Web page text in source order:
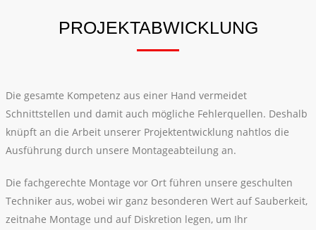
PROJEKTABWICKLUNG
Die gesamte Kompetenz aus einer Hand vermeidet
Schnittstellen und damit auch mögliche Fehlerquellen. Deshalb
knüpft an die Arbeit unserer Projektentwicklung nahtlos die
Ausführung durch unsere Montageabteilung an.
Die fachgerechte Montage vor Ort führen unsere geschulten
Techniker aus, wobei wir ganz besonderen Wert auf Sauberkeit,
zeitnahe Montage und auf Diskretion legen, um Ihr